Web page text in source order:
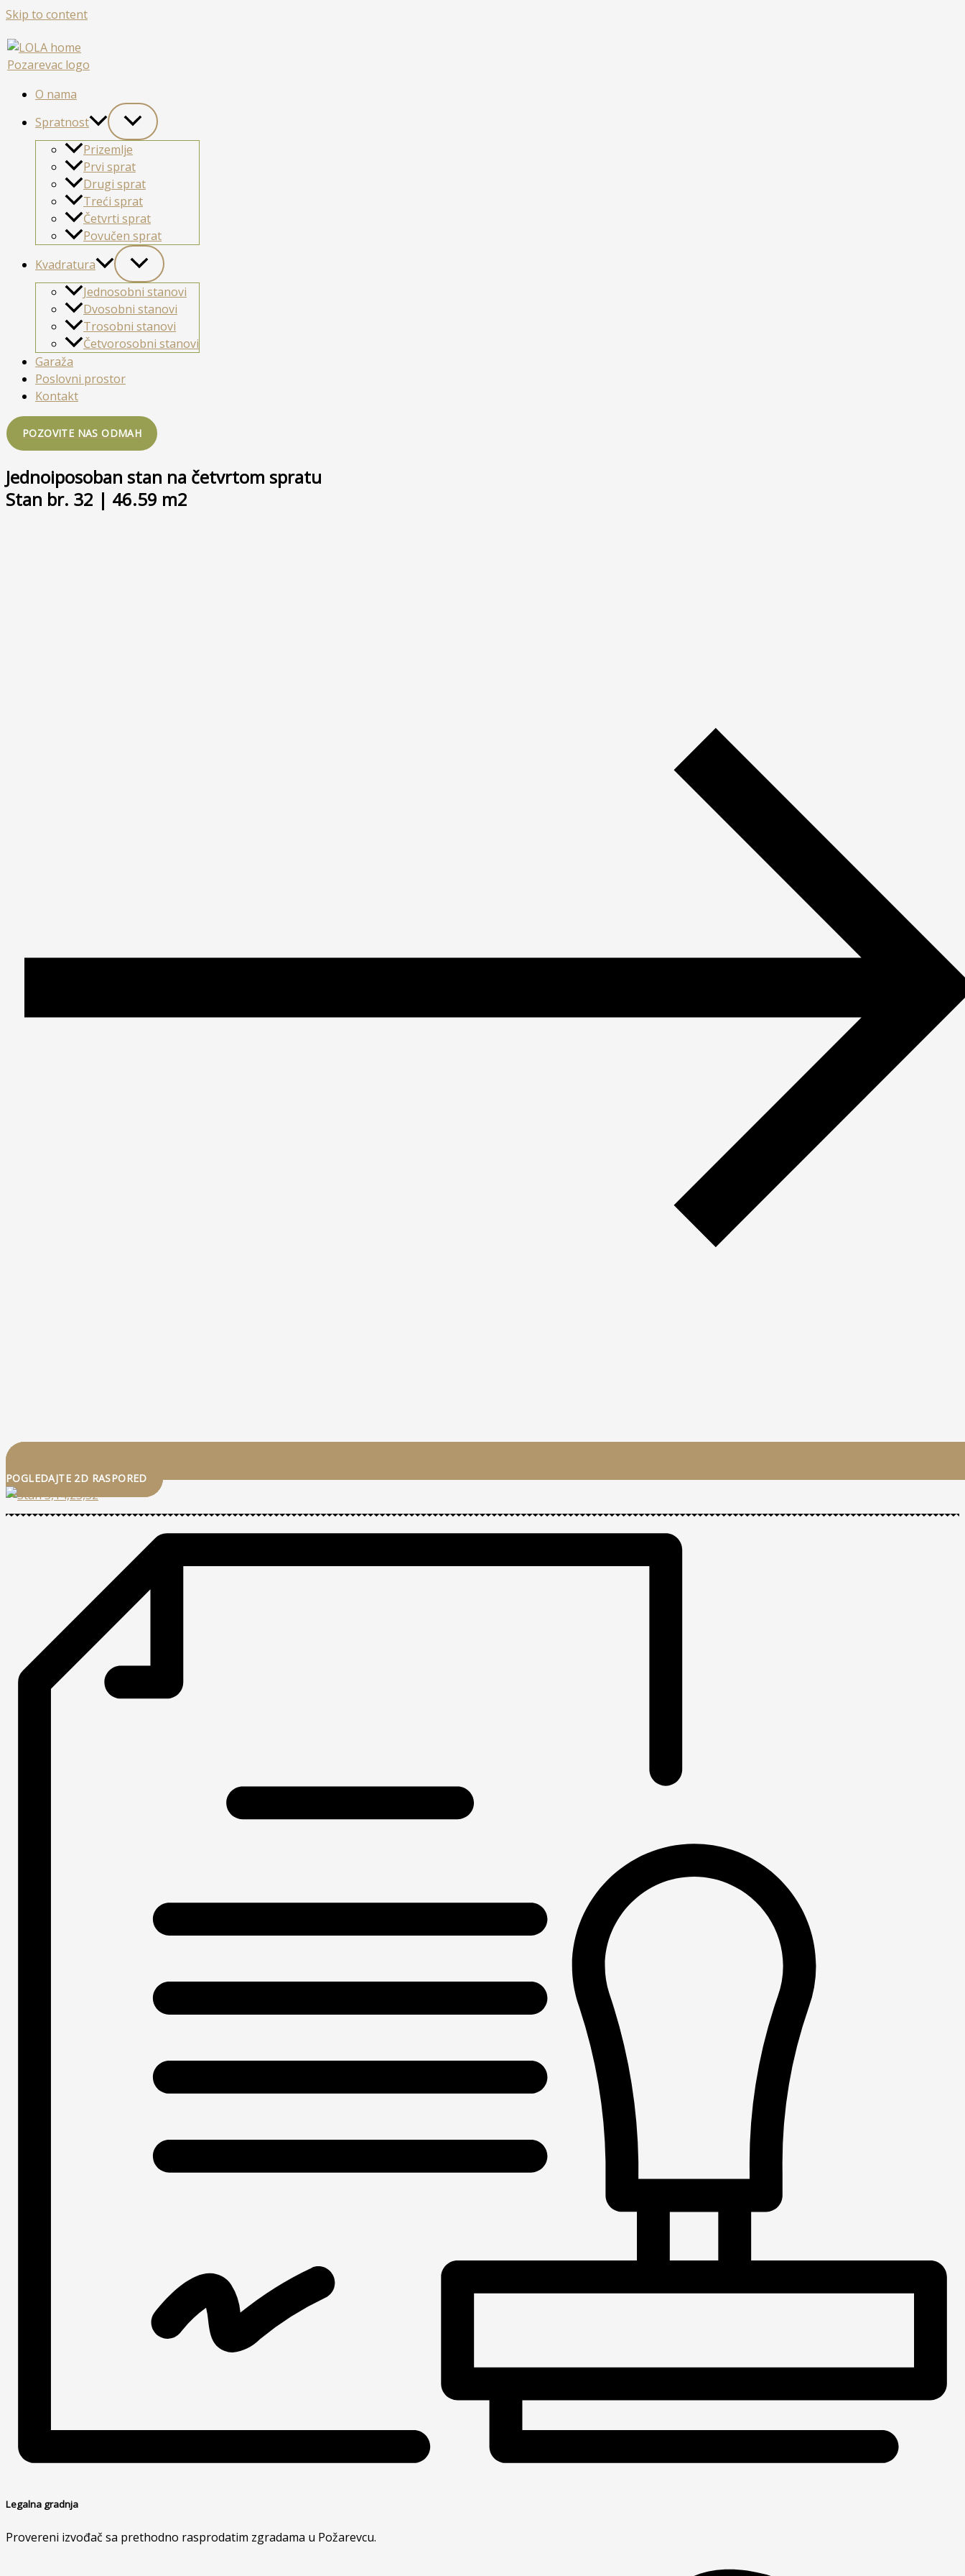
Skip to content
O nama
Spratnost
Prizemlje
Prvi sprat
Drugi sprat
Treći sprat
Četvrti sprat
Povučen sprat
Kvadratura
Jednosobni stanovi
Dvosobni stanovi
Trosobni stanovi
Četvorosobni stanovi
Garaža
Poslovni prostor
Kontakt
POZOVITE NAS ODMAH
Jednoiposoban stan na četvrtom spratu
Stan br. 32 | 46.59 m2
POGLEDAJTE 2D RASPORED
Legalna gradnja
Provereni izvođač sa prethodno rasprodatim zgradama u Požarevcu.